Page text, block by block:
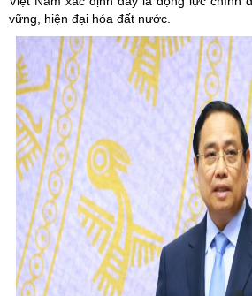
vững, hiện đại hóa đất nước.